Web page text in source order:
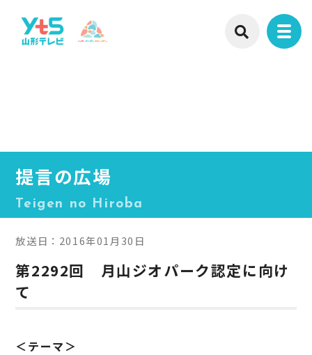
提言の広場
Teigen no Hiroba
放送日：2016年01月30日
第2292回 月山ジオパーク認定に向け
て
＜テーマ＞